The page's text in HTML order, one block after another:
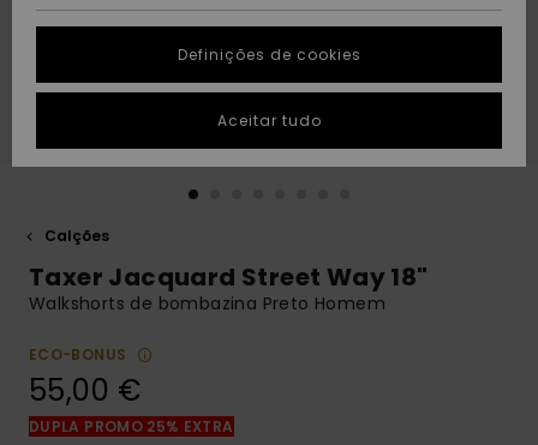
Coleções
Highlights
Guia de
tamanhos
conversa para
obteres a
resposta mais
conversa
frequentes e o
PRESENTE
DESEJO
Calções
Taxer Jacquard Street Way 18"
Walkshorts de bombazina Preto Homem
ECO-BONUS
55,00 €
DUPLA PROMO 25% EXTRA
Definições de cookies
Aceitar tudo